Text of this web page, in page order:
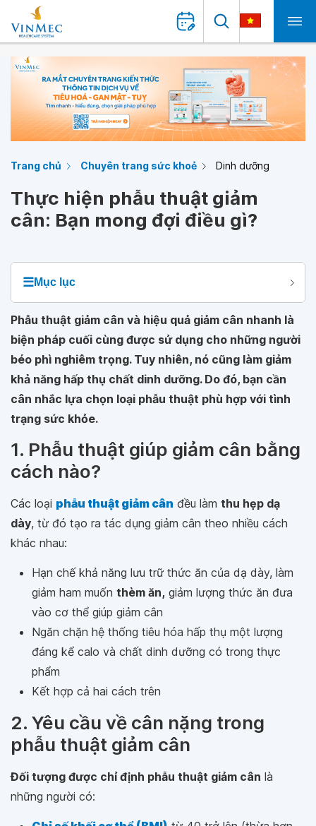
Trang chủ Chuyên trang sức khoẻ Dinh dưỡng
Thực hiện phẫu thuật giảm
cân: Bạn mong đợi điều gì?
☰Mục lục
Phẫu thuật giảm cân và hiệu quả giảm cân nhanh là
biện pháp cuối cùng được sử dụng cho những người
béo phì nghiêm trọng. Tuy nhiên, nó cũng làm giảm
khả năng hấp thụ chất dinh dưỡng. Do đó, bạn cần
cân nhắc lựa chọn loại phẫu thuật phù hợp với tình
trạng sức khỏe.
1. Phẫu thuật giúp giảm cân bằng
cách nào?
Các loại phẫu thuật giảm cân đều làm thu hẹp dạ
dày, từ đó tạo ra tác dụng giảm cân theo nhiều cách
khác nhau:
Hạn chế khả năng lưu trữ thức ăn của dạ dày, làm
giảm ham muốn thèm ăn, giảm lượng thức ăn đưa
vào cơ thể giúp giảm cân
Ngăn chặn hệ thống tiêu hóa hấp thụ một lượng
đáng kể calo và chất dinh dưỡng có trong thực
phẩm
Kết hợp cả hai cách trên
2. Yêu cầu về cân nặng trong
phẫu thuật giảm cân
Đối tượng được chỉ định phẫu thuật giảm cân là
những người có: